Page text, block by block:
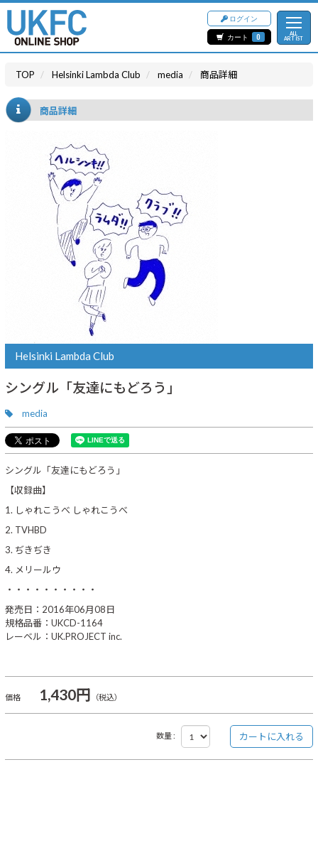
ログイン
カート
0
ALL
ARTIST
TOP Helsinki Lambda Club media 商品詳細
商品詳細
Helsinki Lambda Club
シングル「友達にもどろう」
media
シングル「友達にもどろう」
【収録曲】
1. しゃれこうべ しゃれこうべ
2. TVHBD
3. ぢきぢき
4. メリールウ
・・・・・・・・・・
発売日：2016年06月08日
規格品番：UKCD-1164
レーベル：UK.PROJECT inc.
価格 1,430円 （税込）
数量 :